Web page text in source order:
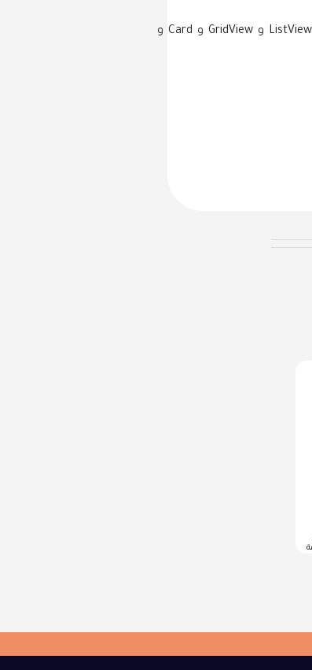
سيتم تطوير واجهة المستخدم (UI) للتطبيق باستخدام Flutter. سيستخدم التطبيق مكونات Flutter الأساسية، مثل ListView و GridView و Card و